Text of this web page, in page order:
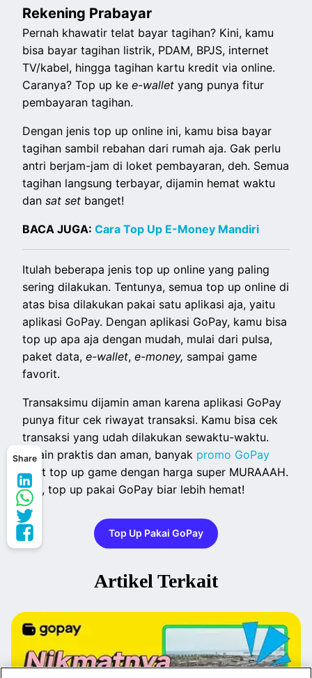
Share
Rekening Prabayar
Pernah khawatir telat bayar tagihan? Kini, kamu
bisa bayar tagihan listrik, PDAM, BPJS, internet
TV/kabel, hingga tagihan kartu kredit via online.
Caranya? Top up kee-walletyang punya fitur
pembayaran tagihan.
Dengan jenis top up online ini, kamu bisa bayar
tagihan sambil rebahan dari rumah aja. Gak perlu
antri berjam-jam di loket pembayaran, deh. Semua
tagihan langsung terbayar, dijamin hemat waktu
dansat set banget!
BACA JUGA:Cara Top Up E-Money Mandiri
Itulah beberapa jenis top up online yang paling
sering dilakukan. Tentunya, semua top up online di
atas bisa dilakukan pakai satu aplikasi aja, yaitu
aplikasi GoPay. Dengan aplikasi GoPay, kamu bisa
top up apa aja dengan mudah, mulai dari pulsa,
paket data,e-wallet,e-money, sampai game
favorit.
Transaksimu dijamin aman karena aplikasi GoPay
punya fitur cek riwayat transaksi. Kamu bisa cek
transaksi yang udah dilakukan sewaktu-waktu.
Selain praktis dan aman, banyak promo GoPay
buat top up game dengan harga super MURAAAH.
Yuk, top up pakai GoPay biar lebih hemat!
Top Up Pakai GoPay
Artikel Terkait